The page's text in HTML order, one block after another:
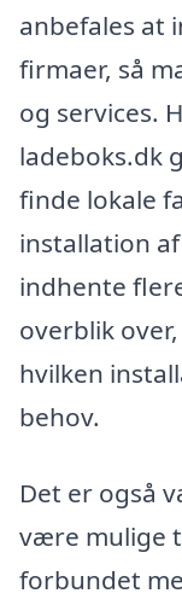
anbefales at
firmaer, så
og services.
ladeboks.dk
finde lokale
installation
indhente
overblik
hvilken
behov.
Det er også
være mulige
forbundet